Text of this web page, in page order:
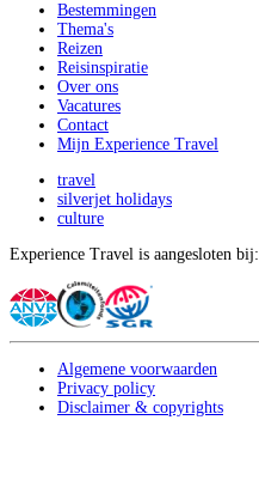
Bestemmingen
Thema's
Reizen
Reisinspiratie
Over ons
Vacatures
Contact
Mijn Experience Travel
travel
silverjet holidays
culture
Experience Travel is aangesloten bij:
Algemene voorwaarden
Privacy policy
Disclaimer & copyrights